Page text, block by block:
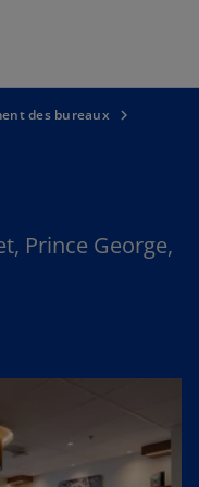
des bureaux
Prince George,